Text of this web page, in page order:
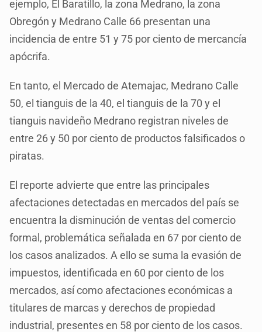
ejemplo, El Baratillo, la zona Medrano, la zona
Obregón y Medrano Calle 66 presentan una
incidencia de entre 51 y 75 por ciento de mercancía
apócrifa.
En tanto, el Mercado de Atemajac, Medrano Calle
50, el tianguis de la 40, el tianguis de la 70 y el
tianguis navideño Medrano registran niveles de
entre 26 y 50 por ciento de productos falsificados o
piratas.
El reporte advierte que entre las principales
afectaciones detectadas en mercados del país se
encuentra la disminución de ventas del comercio
formal, problemática señalada en 67 por ciento de
los casos analizados. A ello se suma la evasión de
impuestos, identificada en 60 por ciento de los
mercados, así como afectaciones económicas a
titulares de marcas y derechos de propiedad
industrial, presentes en 58 por ciento de los casos.